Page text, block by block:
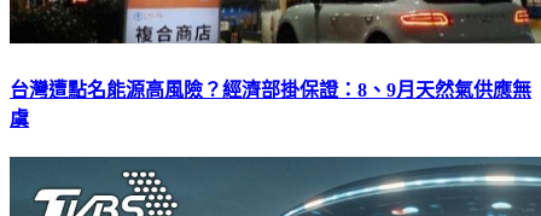
台灣遭點名能源高風險？經濟部掛保證：8、9月天然氣供應無